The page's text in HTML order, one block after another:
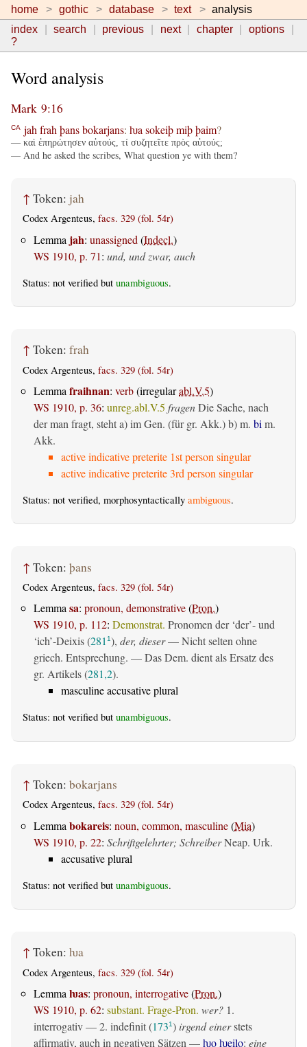
home gothic database text
analysis
index
search previous next chapter
options
?
Word analysis
Mark 9:16
CA jah frah þansbokarjans: ƕa sokeiþmiþþaim?
— καὶ ἐπηρώτησεν αὐτούς, τί συζητεῖτε πρὸς αὐτούς;
— And he asked the scribes, What question ye with them?
↑ Token: jah
Codex Argenteus, facs. 329 (fol. 54r)
Lemma jah: unassigned (Indecl.)
WS 1910, p. 71: und, und zwar, auch
Status: not verified but unambiguous.
↑ Token: frah
Codex Argenteus, facs. 329 (fol. 54r)
Lemma fraihnan: verb(irregularabl.V.5)
WS 1910, p. 36: unreg.abl.V.5 fragenDie Sache, nach
der man fragt, steht a) im Gen. (für gr. Akk.) b) m. bi m.
Akk.
active indicative preterite 1st person singular
active indicative preterite 3rd person singular
Status: not verified, morphosyntactically ambiguous.
↑ Token: þans
Codex Argenteus, facs. 329 (fol. 54r)
Lemmasa: pronoun, demonstrative(Pron.)
WS 1910, p. 112: Demonstrat. Pronomen der ‘der’- und
‘ich’-Deixis (281 1), der, dieser— Nicht selten ohne
griech. Entsprechung. — Das Dem. dient als Ersatz des
gr. Artikels (281,2).
masculine accusative plural
Status: not verified but unambiguous.
↑ Token: bokarjans
Codex Argenteus, facs. 329 (fol. 54r)
Lemma bokareis: noun, common, masculine(Mia)
WS 1910, p. 22: Schriftgelehrter; SchreiberNeap. Urk.
accusative plural
Status: not verified but unambiguous.
↑ Token: ƕa
Codex Argenteus, facs. 329 (fol. 54r)
Lemma ƕas: pronoun, interrogative(Pron.)
WS 1910, p. 62: substant. Frage-Pron. wer? 1.
interrogativ— 2. indefinit(1731) irgend einerstets
affirmativ, auch in negativen Sätzen —ƕo ƕeilo: eine